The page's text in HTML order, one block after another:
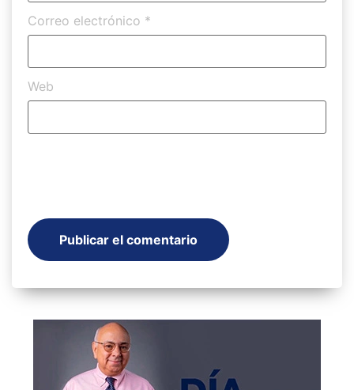
Correo electrónico *
Web